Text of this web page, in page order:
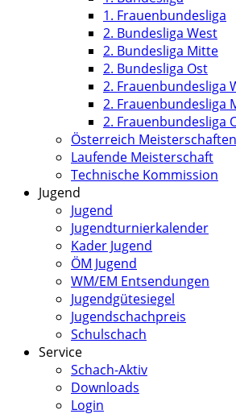
1. Frauenbundesliga
2. Bundesliga West
2. Bundesliga Mitte
2. Bundesliga Ost
2. Frauenbundesliga
2. Frauenbundesliga
2. Frauenbundesliga
Österreich Meisterschaften
Laufende Meisterschaft
Technische Kommission
Jugend
Jugend
Jugendturnierkalender
Kader Jugend
ÖM Jugend
WM/EM Entsendungen
Jugendgütesiegel
Jugendschachpreis
Schulschach
Service
Schach-Aktiv
Downloads
Login